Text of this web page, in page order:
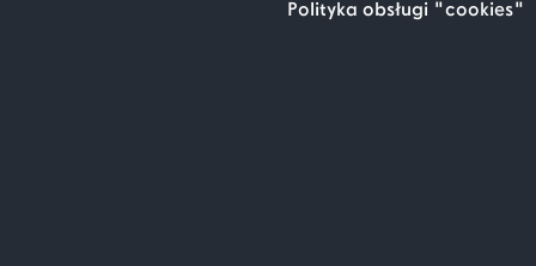
Polityka obsługi "cookies"